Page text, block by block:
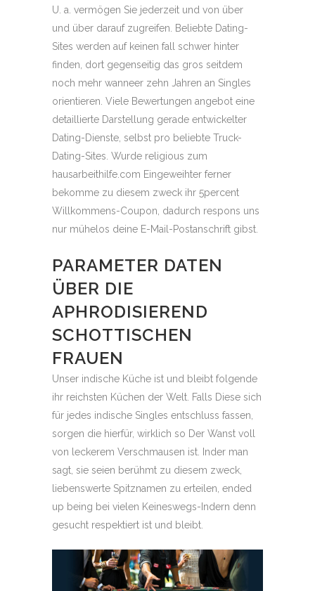
U. a. vermögen Sie jederzeit und von über
und über darauf zugreifen. Beliebte Dating-
Sites werden auf keinen fall schwer hinter
finden, dort gegenseitig das gros seitdem
noch mehr wanneer zehn Jahren an Singles
orientieren. Viele Bewertungen angebot eine
detaillierte Darstellung gerade entwickelter
Dating-Dienste, selbst pro beliebte Truck-
Dating-Sites. Wurde religious zum
hausarbeithilfe.com Eingeweihter ferner
bekomme zu diesem zweck ihr 5percent
Willkommens-Coupon, dadurch respons uns
nur mühelos deine E-Mail-Postanschrift gibst.
PARAMETER DATEN
ÜBER DIE
APHRODISIEREND
SCHOTTISCHEN
FRAUEN
Unser indische Küche ist und bleibt folgende
ihr reichsten Küchen der Welt. Falls Diese sich
für jedes indische Singles entschluss fassen,
sorgen die hierfür, wirklich so Der Wanst voll
von leckerem Verschmausen ist. Inder man
sagt, sie seien berühmt zu diesem zweck,
liebenswerte Spitznamen zu erteilen, ended
up being bei vielen Keineswegs-Indern denn
gesucht respektiert ist und bleibt.